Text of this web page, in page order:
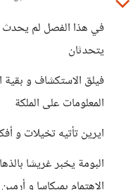
في هذا الفصل لم يحدث
يتحدثان
فيلق الاستكشاف و
المعلومات على الملكة
ايرين تأتيه تخيلات و
البومة يخبر غريشا